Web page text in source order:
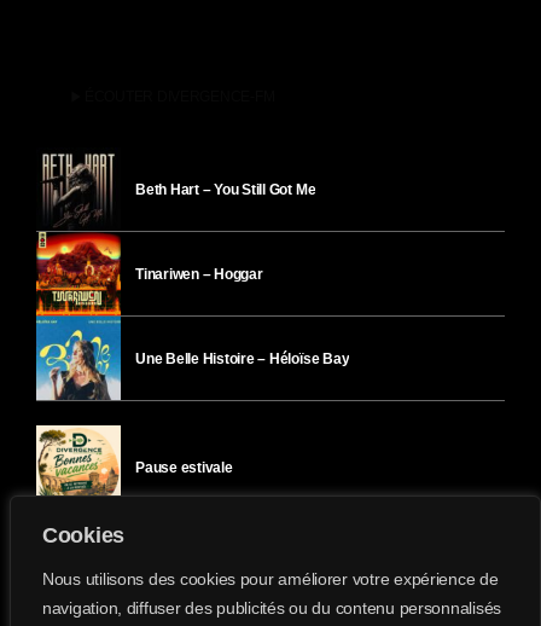
Cookies
Nous utilisons des cookies pour améliorer votre expérience de
navigation, diffuser des publicités ou du contenu personnalisés
Beth Hart – You Still Got Me
Tinariwen – Hoggar
Une Belle Histoire – Héloïse Bay
Pause estivale